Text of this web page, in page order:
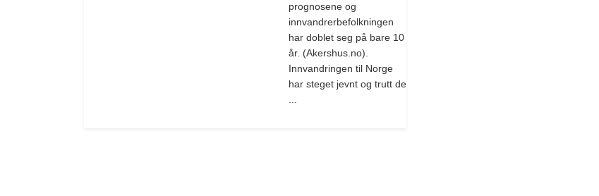
prognosene og
innvandrerbefolkningen
har doblet seg på bare 10
år. (Akershus.no).
Innvandringen til Norge
har steget jevnt og trutt de